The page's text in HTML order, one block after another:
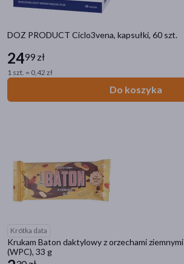
Hit
DOZ PRODUCT Ciclo3vena, kapsułki, 60 szt.
2499 zł
1 szt. = 0,42 zł
Do koszyka
Krótka data
Krukam Baton daktylowy z orzechami
(WPC), 33 g